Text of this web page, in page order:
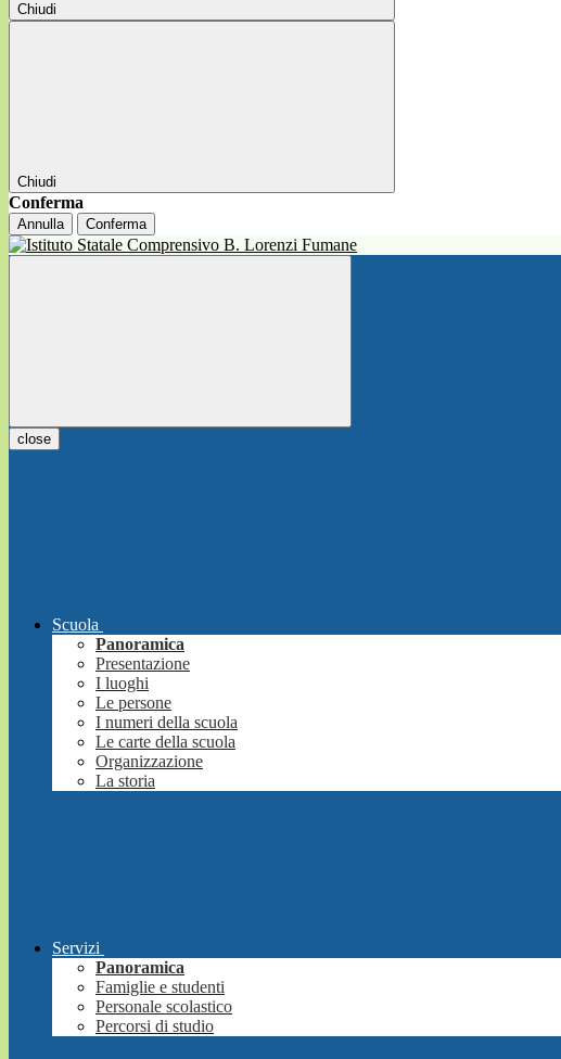
Chiudi
Chiudi
Conferma
Annulla Conferma
close
Scuola
Panoramica
Presentazione
I luoghi
Le persone
I numeri della scuola
Le carte della scuola
Organizzazione
La storia
Servizi
Panoramica
Famiglie e studenti
Personale scolastico
Percorsi di studio